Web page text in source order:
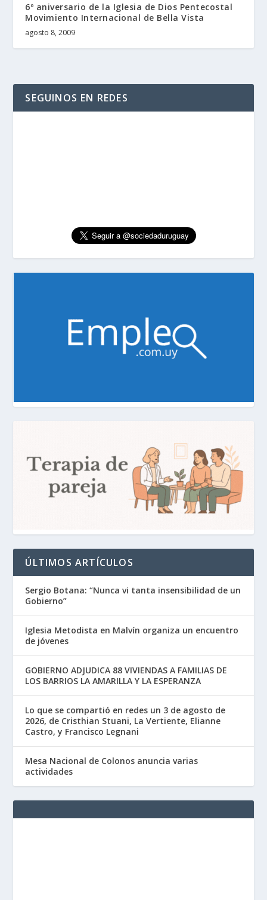
6º aniversario de la Iglesia de Dios Pentecostal
Movimiento Internacional de Bella Vista
agosto 8, 2009
SEGUINOS EN REDES
ÚLTIMOS ARTÍCULOS
Sergio Botana: “Nunca vi tanta insensibilidad de un
Gobierno”
Iglesia Metodista en Malvín organiza un encuentro
de jóvenes
GOBIERNO ADJUDICA 88 VIVIENDAS A FAMILIAS DE
LOS BARRIOS LA AMARILLA Y LA ESPERANZA
Lo que se compartió en redes un 3 de agosto de
2026, de Cristhian Stuani, La Vertiente, Elianne
Castro, y Francisco Legnani
Mesa Nacional de Colonos anuncia varias
actividades